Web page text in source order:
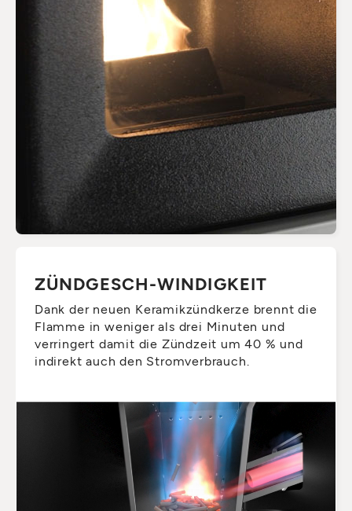
ZÜNDGESCH-WINDIGKEIT
Dank der neuen Keramikzündkerze brennt die
Flamme in weniger als drei Minuten und
verringert damit die Zündzeit um 40 % und
indirekt auch den Stromverbrauch.